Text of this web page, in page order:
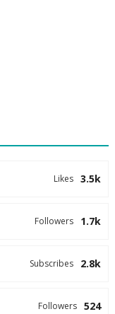
3.5k
Likes
1.7k
Followers
2.8k
Subscribes
524
Followers